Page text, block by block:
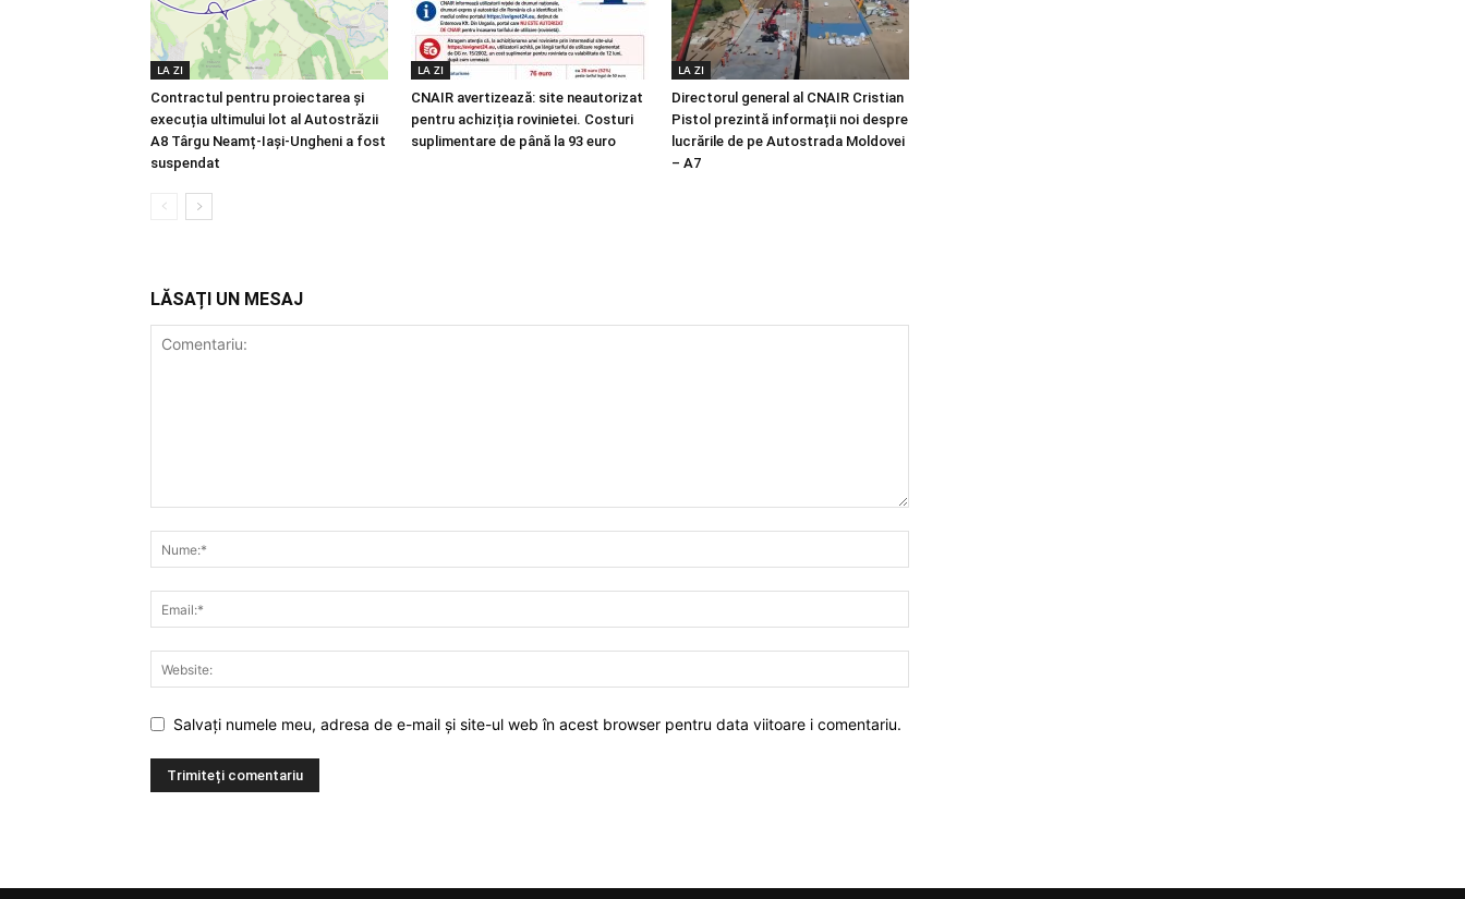
LA ZI
Contractul pentru proiectarea și
execuția ultimului lot al Autostrăzii
A8 Târgu Neamț-Iași-Ungheni a fost
suspendat
LA ZI
CNAIR avertizează: site neautorizat
pentru achiziția rovinietei. Costuri
suplimentare de până la 93 euro
LA ZI
Directorul general al CNAIR Cristian
Pistol prezintă informații noi despre
lucrările de pe Autostrada Moldovei
– A7
LĂSAȚI UN MESAJ
Salvați numele meu, adresa de e-mail și site-ul web în acest browser pentru data viitoare i comentariu.